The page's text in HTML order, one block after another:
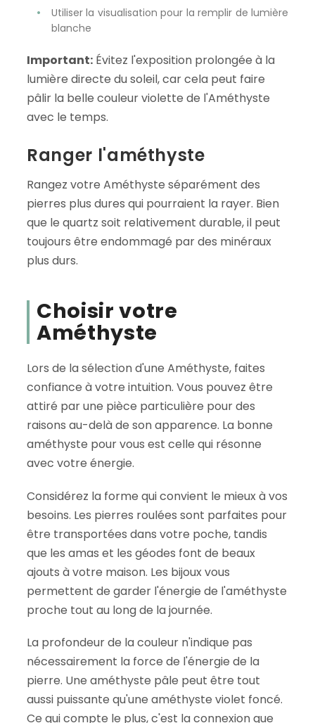
Utiliser la visualisation pour la remplir de lumière
blanche
Important: Évitez l'exposition prolongée à la
lumière directe du soleil, car cela peut faire
pâlir la belle couleur violette de l'Améthyste
avec le temps.
Ranger l'améthyste
Rangez votre Améthyste séparément des
pierres plus dures qui pourraient la rayer. Bien
que le quartz soit relativement durable, il peut
toujours être endommagé par des minéraux
plus durs.
Choisir votre
Améthyste
Lors de la sélection d'une Améthyste, faites
confiance à votre intuition. Vous pouvez être
attiré par une pièce particulière pour des
raisons au-delà de son apparence. La bonne
améthyste pour vous est celle qui résonne
avec votre énergie.
Considérez la forme qui convient le mieux à vos
besoins. Les pierres roulées sont parfaites pour
être transportées dans votre poche, tandis
que les amas et les géodes font de beaux
ajouts à votre maison. Les bijoux vous
permettent de garder l'énergie de l'améthyste
proche tout au long de la journée.
La profondeur de la couleur n'indique pas
nécessairement la force de l'énergie de la
pierre. Une améthyste pâle peut être tout
aussi puissante qu'une améthyste violet foncé.
Ce qui compte le plus, c'est la connexion que